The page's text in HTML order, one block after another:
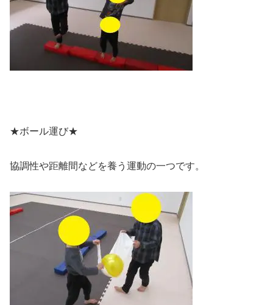
★ボール運び★
協調性や距離間などを養う運動の一つです。